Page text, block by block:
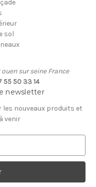
sol
sur seine France
55 50 33 14
newsletter
les nouveaux produits et
venir